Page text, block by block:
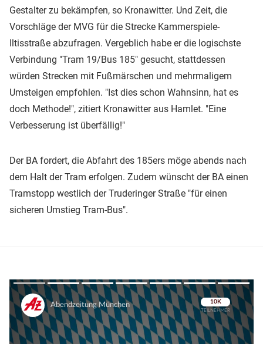
Gestalter zu bekämpfen, so Kronawitter. Und Zeit, die
Vorschläge der MVG für die Strecke Kammerspiele-
Iltisstraße abzufragen. Vergeblich habe er die logischste
Verbindung "Tram 19/Bus 185" gesucht, stattdessen
würden Strecken mit Fußmärschen und mehrmaligem
Umsteigen empfohlen. "Ist dies schon Wahnsinn, hat es
doch Methode!", zitiert Kronawitter aus Hamlet. "Eine
Verbesserung ist überfällig!"
Der BA fordert, die Abfahrt des 185ers möge abends nach
dem Halt der Tram erfolgen. Zudem wünscht der BA einen
Tramstopp westlich der Truderinger Straße "für einen
sicheren Umstieg Tram-Bus".
Überspringen